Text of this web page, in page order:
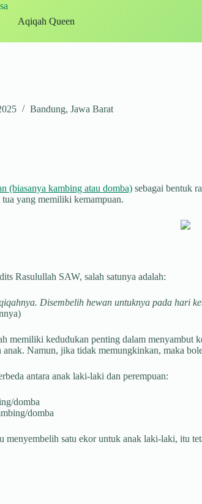
Aqiqah Queen
Bandung, Jawa Barat
(biasanya kambing atau domba) sebagai bentuk
yang memiliki kemampuan.
Rasulullah SAW, salah satunya adalah:
Disembelih hewan untuknya pada hari
memiliki kedudukan penting dalam menyambut
Namun, jika tidak memungkinkan, maka
antara anak laki-laki dan perempuan:
domba
domba
menyembelih satu ekor untuk anak laki-laki, itu